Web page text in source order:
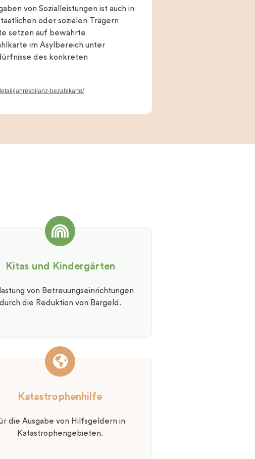
von Sozialleistungen ist auch in
oder sozialen Trägern
setzen auf bewährte
im Asylbereich unter
des konkreten
jahresbilanz-bezahlkarte/
Kitas und Kindergärten
von Betreuungseinrichtungen
durch die Reduktion von Bargeld.
Katastrophenhilfe
die Ausgabe von Hilfsgeldern in
Katastrophengebieten.